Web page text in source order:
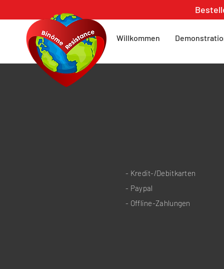
Willkommen
- Kredit-/Debitkarten
- Paypal
- Offline-Zahlungen